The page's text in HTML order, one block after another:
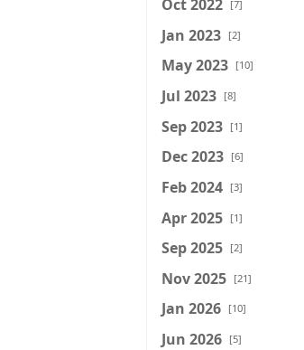
Oct 2022 [7]
Jan 2023 [2]
May 2023 [10]
Jul 2023 [8]
Sep 2023 [1]
Dec 2023 [6]
Feb 2024 [3]
Apr 2025 [1]
Sep 2025 [2]
Nov 2025 [21]
Jan 2026 [10]
Jun 2026 [5]